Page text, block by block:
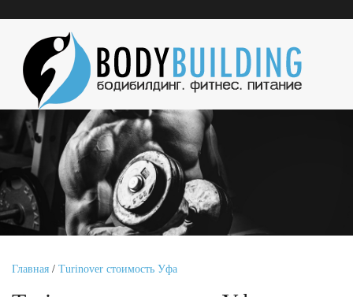
Главная / Turinover стоимость Уфа